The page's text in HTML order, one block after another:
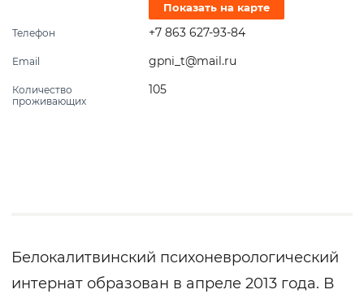
Показать на карте
Телефон +7 863 627-93-84
Email gpni_t@mail.ru
Количество
проживающих
105
Белокалитвинский психоневрологический
интернат образован в апреле 2013 года. В